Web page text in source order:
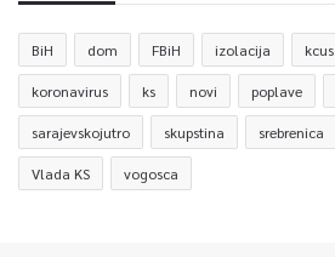
BiH dom FBiH izolacija kcus
koronavirus ks novi poplave
sarajevskojutro skupstina srebrenica
Vlada KS vogosca